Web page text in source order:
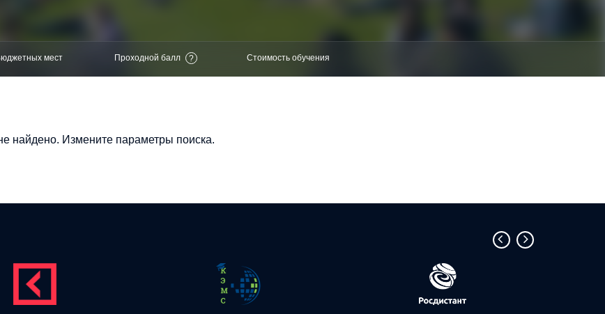
мест Проходной балл ? Стоимость обучения
найдено. Измените параметры поиска.